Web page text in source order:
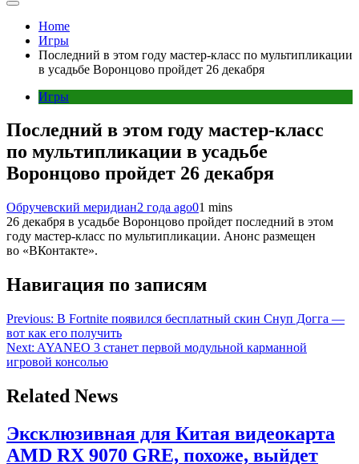
Home
Игры
Последний в этом году мастер-класс по мультипликации
в усадьбе Воронцово пройдет 26 декабря
Игры
Последний в этом году мастер-класс
по мультипликации в усадьбе
Воронцово пройдет 26 декабря
Обручевский меридиан2 года ago01 mins
26 декабря в усадьбе Воронцово пройдет последний в этом
году мастер-класс по мультипликации. Анонс размещен
во «ВКонтакте».
Навигация по записям
Previous: В Fortnite появился бесплатный скин Снуп Догга —
вот как его получить
Next: AYANEO 3 станет первой модульной карманной
игровой консолью
Related News
Эксклюзивная для Китая видеокарта
AMD RX 9070 GRE, похоже, выйдет